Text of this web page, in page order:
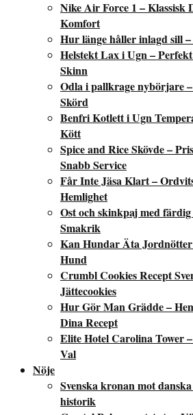
Nike Air Force 1 – Klassisk
Komfort
Hur länge håller inlagd sill
Helstekt Lax i Ugn –
Skinn
Odla i pallkrage nybörjare
Skörd
Benfri Kotlett i Ugn
Kött
Spice and Rice Skövde –
Snabb Service
Får Inte Jäsa Klart –
Hemlighet
Ost och skinkpaj med
Smakrik
Kan Hundar Äta
Hund
Crumbl Cookies Recept
Jättecookies
Hur Gör Man Grädde –
Dina Recept
Elite Hotel Carolina Tower
Val
Nöje
Svenska kronan mot
historik